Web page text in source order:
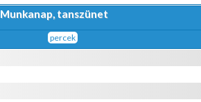
Munkanap, tanszünet
percek